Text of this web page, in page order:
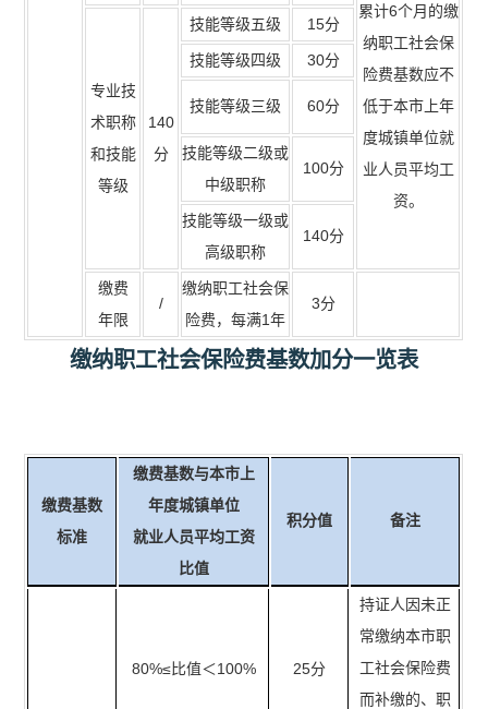
累计6个月的缴
纳职工社会保
险费基数应不
低于本市上年
度城镇单位就
业人员平均工
资。
专业技
术职称
和技能
等级
140
分
技能等级五级 15分
技能等级四级 30分
技能等级三级 60分
技能等级二级或
中级职称
100分
技能等级一级或
高级职称
140分
缴费
年限
/
缴纳职工社会保
险费，每满1年
3分
缴纳职工社会保险费基数加分一览表
缴费基数
标准
缴费基数与本市上
年度城镇单位
就业人员平均工资
比值
积分值 备注
80%≤比值＜100% 25分
持证人因未正
常缴纳本市职
工社会保险费
而补缴的、职